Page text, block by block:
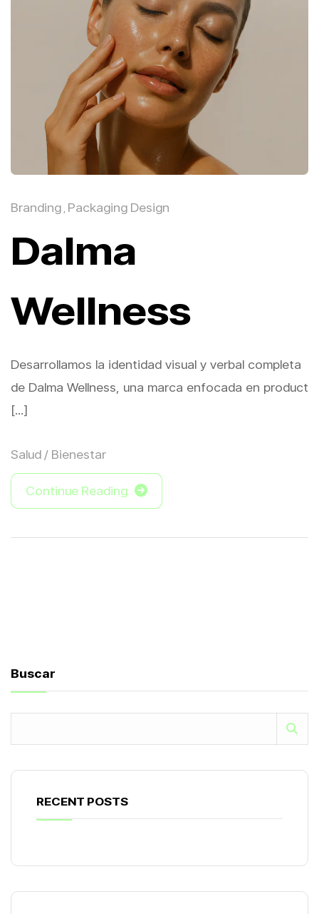
Branding Packaging Design
Dalma
Wellness
Desarrollamos la identidad visual y verbal completa
de Dalma Wellness, una marca enfocada en product
[...]
Salud / Bienestar
Continue Reading
Buscar
RECENT POSTS